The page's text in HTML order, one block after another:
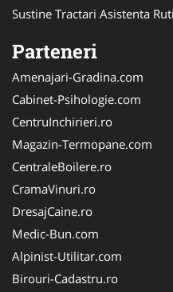
Sustine Tractari Asistenta
Parteneri
Amenajari-Gradina.com
Cabinet-Psihologie.com
CentruInchirieri.ro
Magazin-Termopane.com
CentraleBoilere.ro
CramaVinuri.ro
DresajCaine.ro
Medic-Bun.com
Alpinist-Utilitar.com
Birouri-Cadastru.ro